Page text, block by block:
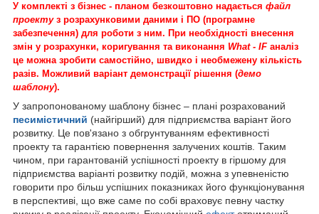
У комплекті з бізнес - планом безкоштовно надається файл
проектуз розрахунковими даними і ПО (програмне
забезпечення) для роботи з ним. При необхідності внесення
змін у розрахунки, коригування та виконання What - IFаналіз
це можна зробити самостійно, швидко і необмежену кількість
разів. Можливий варіант демонстрації рішення (демо
шаблону).
У запропонованому шаблону бізнес – плані розрахований
песимістичний (найгірший) для підприємства варіант його
розвитку. Це пов'язано з обгрунтуванням ефективності
проекту та гарантією повернення залучених коштів. Таким
чином, при гарантованій успішності проекту в гіршому для
підприємства варіанті розвитку подій, можна з упевненістю
говорити про більш успішних показниках його функціонування
в перспективі, що вже саме по собі враховує певну частку